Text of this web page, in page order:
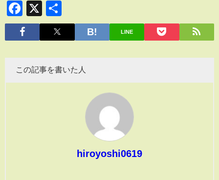
Facebook
X
有
LINE
この記事を書いた人
hiroyoshi0619